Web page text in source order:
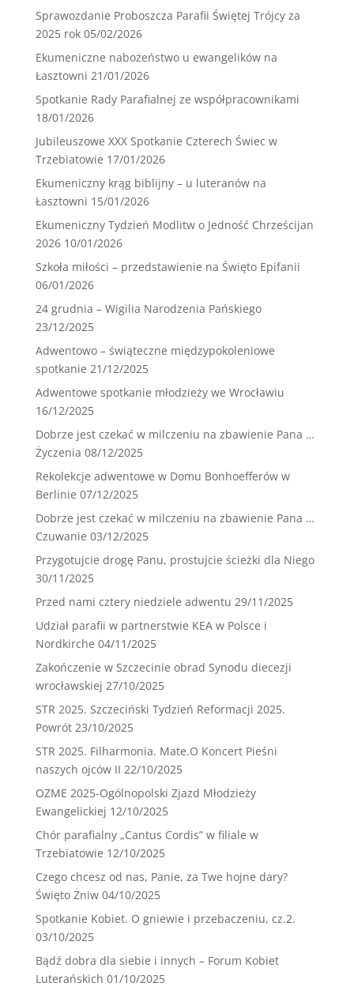
Sprawozdanie Proboszcza Parafii Świętej Trójcy za
2025 rok 05/02/2026
Ekumeniczne nabożeństwo u ewangelików na
Łasztowni 21/01/2026
Spotkanie Rady Parafialnej ze współpracownikami
18/01/2026
Jubileuszowe XXX Spotkanie Czterech Świec w
Trzebiatowie 17/01/2026
Ekumeniczny krąg biblijny – u luteranów na
Łasztowni 15/01/2026
Ekumeniczny Tydzień Modlitw o Jedność Chrześcijan
2026 10/01/2026
Szkoła miłości – przedstawienie na Święto Epifanii
06/01/2026
24 grudnia – Wigilia Narodzenia Pańskiego
23/12/2025
Adwentowo – świąteczne międzypokoleniowe
spotkanie 21/12/2025
Adwentowe spotkanie młodzieży we Wrocławiu
16/12/2025
Dobrze jest czekać w milczeniu na zbawienie Pana …
Życzenia 08/12/2025
Rekolekcje adwentowe w Domu Bonhoefferów w
Berlinie 07/12/2025
Dobrze jest czekać w milczeniu na zbawienie Pana …
Czuwanie 03/12/2025
Przygotujcie drogę Panu, prostujcie ścieżki dla Niego
30/11/2025
Przed nami cztery niedziele adwentu 29/11/2025
Udział parafii w partnerstwie KEA w Polsce i
Nordkirche 04/11/2025
Zakończenie w Szczecinie obrad Synodu diecezji
wrocławskiej 27/10/2025
STR 2025. Szczeciński Tydzień Reformacji 2025.
Powrót 23/10/2025
STR 2025. Filharmonia. Mate.O Koncert Pieśni
naszych ojców II 22/10/2025
OZME 2025-Ogólnopolski Zjazd Młodzieży
Ewangelickiej 12/10/2025
Chór parafialny „Cantus Cordis” w filiale w
Trzebiatowie 12/10/2025
Czego chcesz od nas, Panie, za Twe hojne dary?
Święto Żniw 04/10/2025
Spotkanie Kobiet. O gniewie i przebaczeniu, cz.2.
03/10/2025
Bądź dobra dla siebie i innych – Forum Kobiet
Luterańskich 01/10/2025